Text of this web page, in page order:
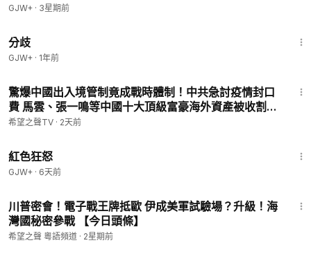
GJW+ · 3星期前
分歧
GJW+ · 1年前
驚爆中國出入境管制竟成戰時體制！中共急討疫情封口
費 馬雲、張一鳴等中國十大頂級富豪海外資產被收割
【新聞速遞】
希望之聲TV · 2天前
紅色狂怒
GJW+ · 6天前
川普密會！電子戰王牌抵歐 伊成美軍試驗場？升級！海
灣國秘密參戰 【今日頭條】
希望之聲 粵語頻道 · 2星期前